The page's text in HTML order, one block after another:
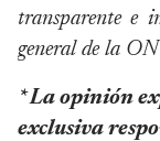
transparente e
general de la
* La opinión
exclusiva